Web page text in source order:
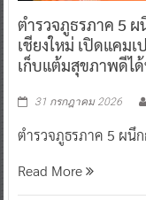
ตำรวจภูธรภาค 5 ผ
เชียงใหม่ เปิดแคม
เก็บแต้มสุขภาพดีไ
31 กรกฎาคม 2026
ตำรวจภูธรภาค 5 ผนึก
Read More